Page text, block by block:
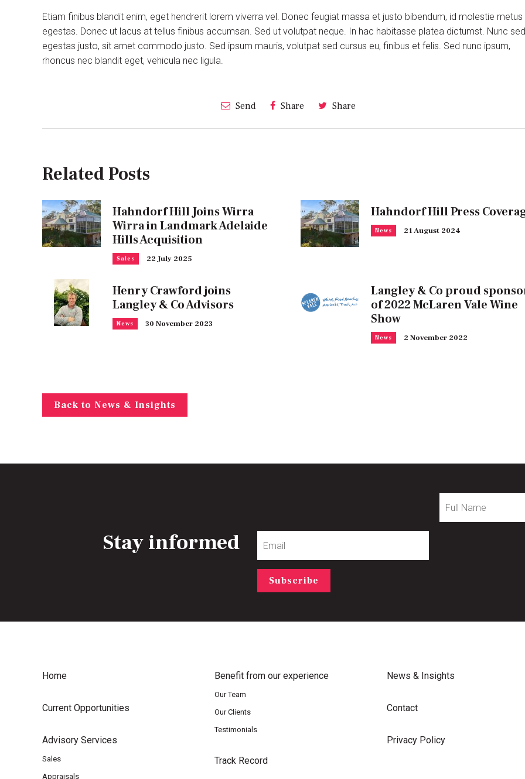
Etiam finibus blandit enim, eget hendrerit lorem viverra vel. Donec feugiat massa et justo bibendum, id molestie metus
egestas. Donec ut lacus at tellus finibus accumsan. Sed ut volutpat neque. In hac habitasse platea dictumst. Nunc sed
egestas justo, sit amet commodo justo. Sed ipsum mauris, volutpat sed cursus eu, finibus et felis. Sed nunc ipsum,
rhoncus nec blandit eget, vehicula nec ligula.
Send Share Share
Related Posts
Hahndorf Hill Joins Wirra
Wirra in Landmark Adelaide
Hills Acquisition
Sales 22 July 2025
Hahndorf Hill Press
News 21 August 2024
Henry Crawford joins
Langley & Co Advisors
News 30 November 2023
Langley & Co proud
of 2022 McLaren Vale Wine
Show
News 2 November 2022
Back to News & Insights
Stay informed
Name
Subscribe
Home
Current Opportunities
Advisory Services
Sales
Appraisals
Benefit from our experience
Our Team
Our Clients
Testimonials
Track Record
News & Insights
Contact
Privacy Policy